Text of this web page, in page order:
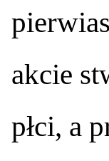
akcie
płci, a